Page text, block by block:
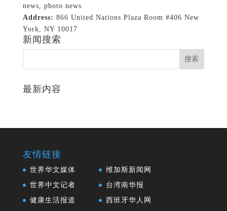
news, photo news.
Address: 866 United Nations Plaza Room #406 New
York, NY 10017
新闻搜索
最新内容
友情链接
世界华文媒体
世界中文记者
健康生活报道
维加斯新闻网
台湾南华报
西班牙华人网